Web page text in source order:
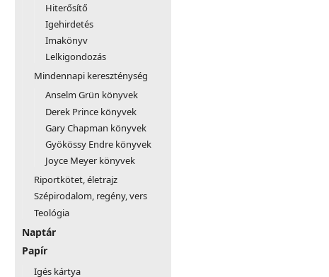
Hiterősítő
Igehirdetés
Imakönyv
Lelkigondozás
Mindennapi kereszténység
Anselm Grün könyvek
Derek Prince könyvek
Gary Chapman könyvek
Gyökössy Endre könyvek
Joyce Meyer könyvek
Riportkötet, életrajz
Szépirodalom, regény, vers
Teológia
Naptár
Papír
Igés kártya